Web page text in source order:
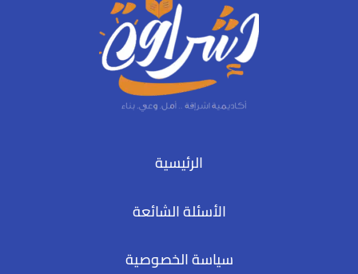
الرئيسية
الأسئلة الشائعة
سياسة الخصوصية